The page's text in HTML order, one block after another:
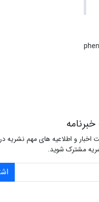
اخبار و اطلاعیه های مهم نشریه در
مشترک شوید.